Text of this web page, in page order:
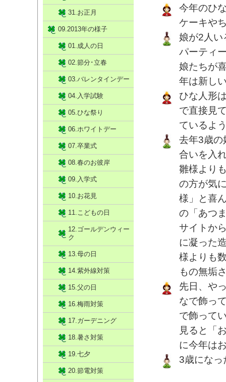
今年のひ
ケーキや
娘が2人い
パーティ
娘たちが
年は新し
ひな人形
で直接見
ているよ
去年3歳の
合いを入
雛様より
の方が気
様」と喜
の「あつ
サイトか
に凝った
様よりも
もの無垢
先日、や
なで飾っ
で飾って
見ると「
に今年は
3歳になっ
31.お正月
09.2013年の様子
01.成人の日
02.節分･立春
03.バレンタインデー
04.入学試験
05.ひな祭り
06.ホワイトデー
07.卒業式
08.春のお彼岸
09.入学式
10.お花見
11.こどもの日
12.ゴールデンウィー
ク
13.母の日
14.紫外線対策
15.父の日
16.梅雨対策
17.ガーデニング
18.暑さ対策
19.七夕
20.節電対策